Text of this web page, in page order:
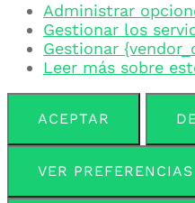
Administrar
Gestionar los
Gestionar
Leer más sobre
ACEPTAR
VER PREFERENCIAS